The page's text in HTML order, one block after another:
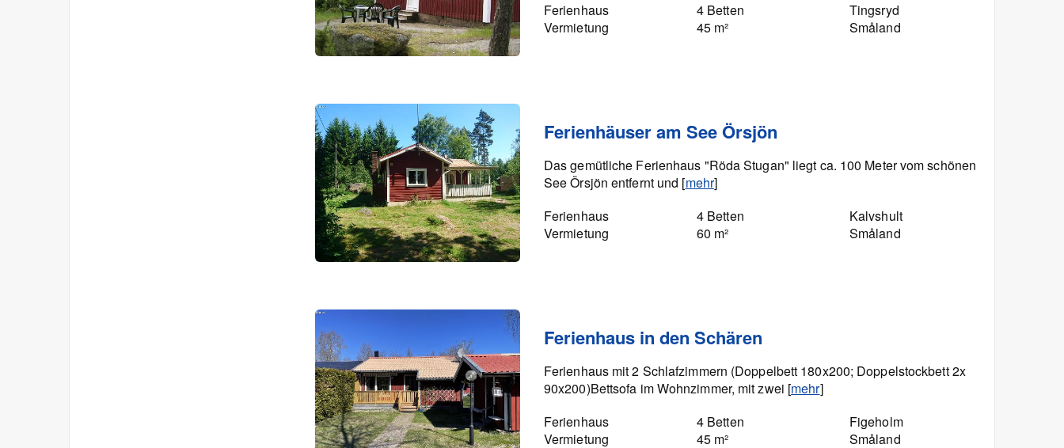
Ferienhaus
Vermietung
4 Betten
45 m²
Tingsryd
Småland
Ferienhäuser am See Örsjön
Das gemütliche Ferienhaus "Röda Stugan" liegt ca. 100 Meter vom schönen
See Örsjön entfernt und [mehr]
Ferienhaus
Vermietung
4 Betten
60 m²
Kalvshult
Småland
Ferienhaus in den Schären
Ferienhaus mit 2 Schlafzimmern (Doppelbett 180x200; Doppelstockbett 2x
90x200)Bettsofa im Wohnzimmer, mit zwei [mehr]
Ferienhaus
Vermietung
4 Betten
45 m²
Figeholm
Småland